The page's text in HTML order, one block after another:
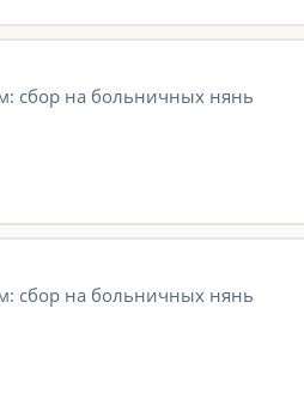
сбор на больничных нянь
сбор на больничных нянь